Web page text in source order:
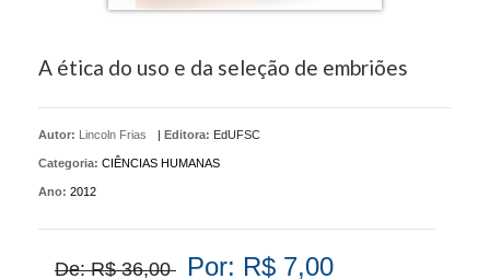
A ética do uso e da seleção de embriões
Autor: Lincoln Frias | Editora: EdUFSC
Categoria: CIÊNCIAS HUMANAS
Ano: 2012
De: R$ 36,00 Por: R$ 7,00